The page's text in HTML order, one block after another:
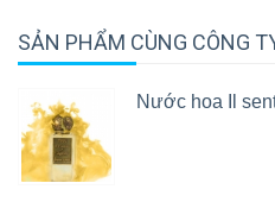
SẢN PHẨM CÙNG CÔNG
Nước hoa Il